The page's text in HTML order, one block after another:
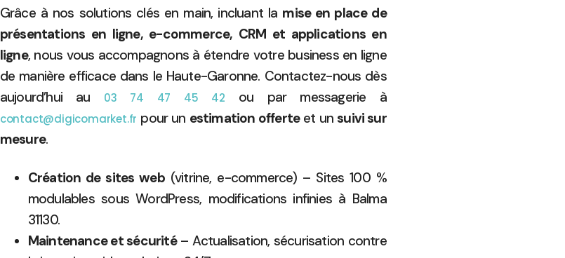
Grâce à nos solutions clés en main, incluant la mise en place de
présentations en ligne, e-commerce, CRM et applications en
ligne, nous vous accompagnons à étendre votre business en ligne
de manière efficace dans le Haute-Garonne. Contactez-nous dès
aujourd’hui au
03 74 47 45 42 ou par messagerie à
contact@digicomarket.fr pour un estimation offerteet un suivi sur
mesure.
Création de sites web(vitrine, e-commerce) – Sites 100 %
modulables sous WordPress, modifications infinies à Balma
31130.
Maintenance et sécurité– Actualisation, sécurisation contre